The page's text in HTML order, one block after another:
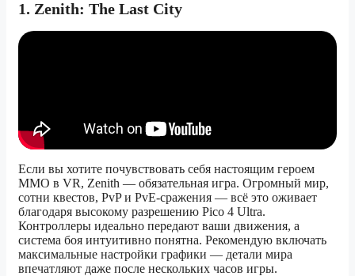
1. Zenith: The Last City
Если вы хотите почувствовать себя настоящим героем
MMO в VR, Zenith — обязательная игра. Огромный мир,
сотни квестов, PvP и PvE-сражения — всё это оживает
благодаря высокому разрешению Pico 4 Ultra.
Контроллеры идеально передают ваши движения, а
система боя интуитивно понятна. Рекомендую включать
максимальные настройки графики — детали мира
впечатляют даже после нескольких часов игры.